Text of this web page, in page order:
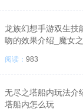
龙族幻想手游双生技
吻的效果介绍_魔女
阅读： 983
无尽之塔船内玩法介
塔船内怎么玩